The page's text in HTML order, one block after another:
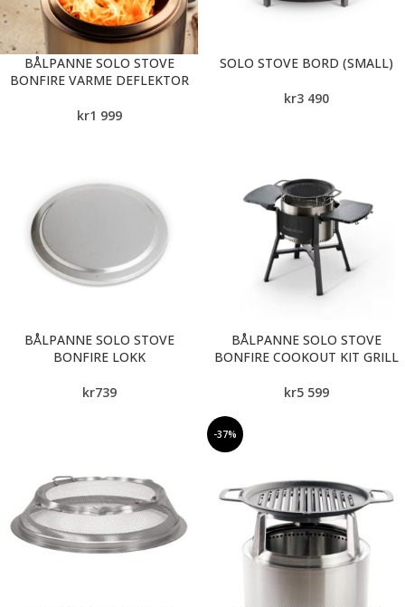
BÅLPANNE SOLO STOVE
BONFIRE VARME DEFLEKTOR
kr1 999
SOLO STOVE BORD (SMALL)
kr3 490
BÅLPANNE SOLO STOVE
BONFIRE LOKK
kr739
BÅLPANNE SOLO STOVE
BONFIRE COOKOUT KIT GRILL
kr5 599
-37%